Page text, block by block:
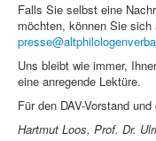
Falls Sie selbst eine
möchten, können Sie
Uns bleibt wie immer,
eine anregende Lektüre.
Für den DAV-Vorstand
Hartmut Loos, Prof. Dr.